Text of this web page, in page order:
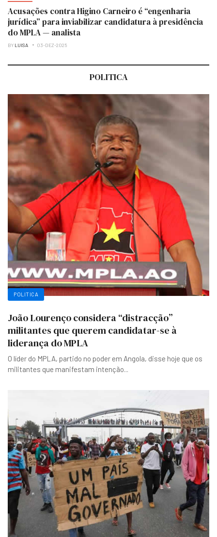
Acusações contra Higino Carneiro é “engenharia
jurídica” para inviabilizar candidatura à presidência
do MPLA — analista
BY LUISA 03-DEZ-2025
POLITICA
POLITICA
João Lourenço considera “distracção”
militantes que querem candidatar-se à
liderança do MPLA
O líder do MPLA, partido no poder em Angola, disse hoje que os
militantes que manifestam intenção...